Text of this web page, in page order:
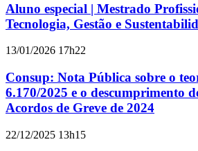
Aluno especial | Mestrado
Tecnologia, Gestão e
13/01/2026 17h22
Consup: Nota Pública sobre o
6.170/2025 e o descumprimento
Acordos de Greve de 2024
22/12/2025 13h15